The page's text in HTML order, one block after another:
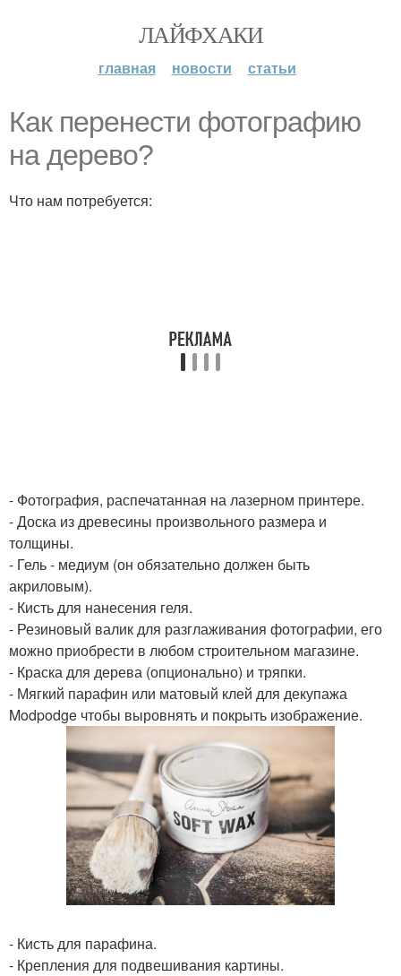
ЛАЙФХАКИ
главная новости статьи
Как перенести фотографию
на дерево?
Что нам потребуется:
- Фотография, распечатанная на лазерном принтере.
- Доска из древесины произвольного размера и
толщины.
- Гель - медиум (он обязательно должен быть
акриловым).
- Кисть для нанесения геля.
- Резиновый валик для разглаживания фотографии, его
можно приобрести в любом строительном магазине.
- Краска для дерева (опционально) и тряпки.
- Мягкий парафин или матовый клей для декупажа
Modpodge чтобы выровнять и покрыть изображение.
- Кисть для парафина.
- Крепления для подвешивания картины.